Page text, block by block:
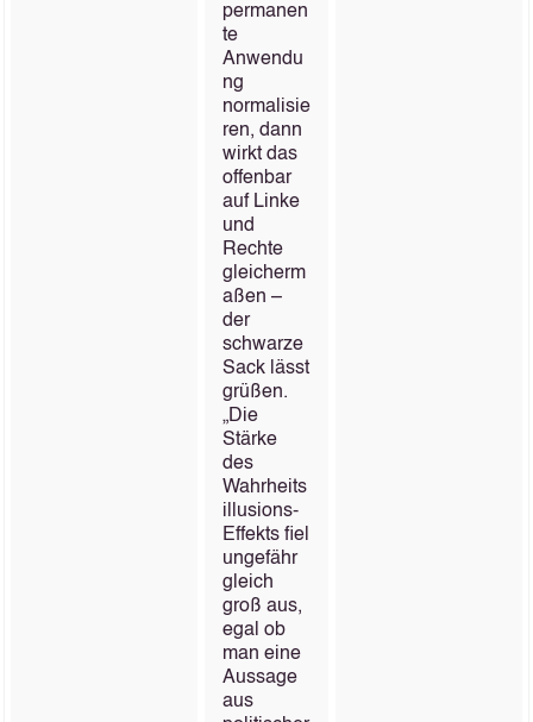
permanen
te
Anwendu
ng
normalisie
ren, dann
wirkt das
offenbar
auf Linke
und
Rechte
gleicherm
aßen –
der
schwarze
Sack lässt
grüßen.
„Die
Stärke
des
Wahrheits
illusions-
Effekts fiel
ungefähr
gleich
groß aus,
egal ob
man eine
Aussage
aus